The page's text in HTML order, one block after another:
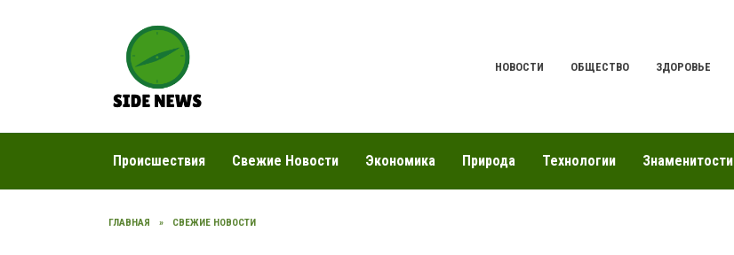
НОВОСТИ ОБЩЕСТВО ЗДОРОВЬЕ
Происшествия Свежие Новости Экономика Природа Технологии Знаменитости
ГЛАВНАЯ » СВЕЖИЕ НОВОСТИ